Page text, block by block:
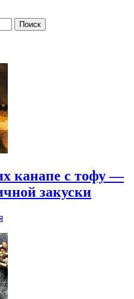
канапе с тофу —
закуски